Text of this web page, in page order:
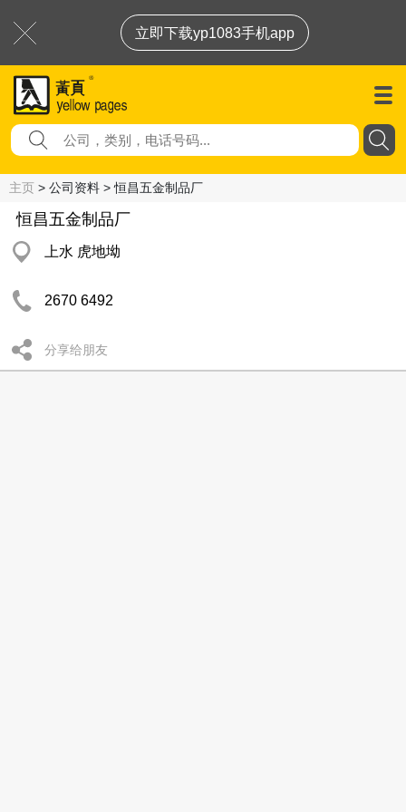
立即下载yp1083手机app
主页 > 公司资料 > 恒昌五金制品厂
恒昌五金制品厂
上水 虎地坳
2670 6492
分享给朋友